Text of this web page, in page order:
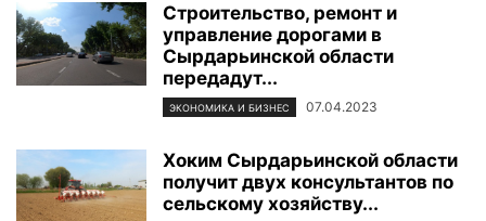
Строительство, ремонт и
управление дорогами в
Сырдарьинской области
передадут...
ЭКОНОМИКА И БИЗНЕС 07.04.2023
Хоким Сырдарьинской области
получит двух консультантов по
сельскому хозяйству...